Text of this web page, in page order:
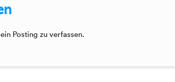
Posting zu verfassen.